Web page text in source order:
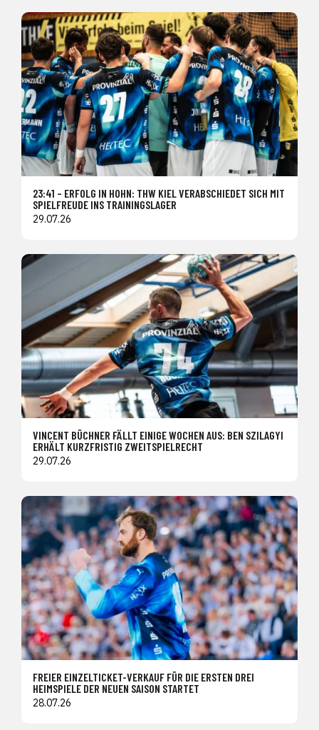
23:41 – ERFOLG IN HOHN: THW KIEL VERABSCHIEDET SICH MIT
SPIELFREUDE INS TRAININGSLAGER
29.07.26
VINCENT BÜCHNER FÄLLT EINIGE WOCHEN AUS: BEN SZILAGYI
ERHÄLT KURZFRISTIG ZWEITSPIELRECHT
29.07.26
FREIER EINZELTICKET-VERKAUF FÜR DIE ERSTEN DREI
HEIMSPIELE DER NEUEN SAISON STARTET
28.07.26